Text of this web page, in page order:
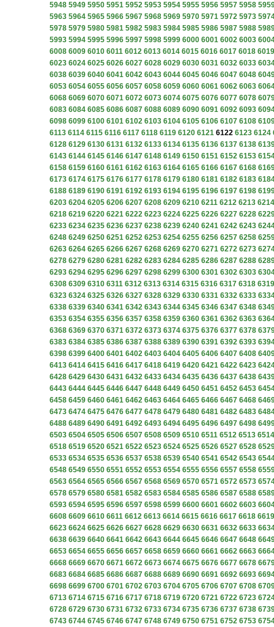
5948 5949 5950 5951 5952 5953 5954 5955 5956 5957 5958
5963 5964 5965 5966 5967 5968 5969 5970 5971 5972 5973
5978 5979 5980 5981 5982 5983 5984 5985 5986 5987 5988
5993 5994 5995 5996 5997 5998 5999 6000 6001 6002 6003
6008 6009 6010 6011 6012 6013 6014 6015 6016 6017 6018 6019
6023 6024 6025 6026 6027 6028 6029 6030 6031 6032 6033
6038 6039 6040 6041 6042 6043 6044 6045 6046 6047 6048
6053 6054 6055 6056 6057 6058 6059 6060 6061 6062 6063
6068 6069 6070 6071 6072 6073 6074 6075 6076 6077 6078
6083 6084 6085 6086 6087 6088 6089 6090 6091 6092 6093
6098 6099 6100 6101 6102 6103 6104 6105 6106 6107 6108
6113 6114 6115 6116 6117 6118 6119 6120 6121 6122 6123 6124
6128 6129 6130 6131 6132 6133 6134 6135 6136 6137 6138
6143 6144 6145 6146 6147 6148 6149 6150 6151 6152 6153
6158 6159 6160 6161 6162 6163 6164 6165 6166 6167 6168
6173 6174 6175 6176 6177 6178 6179 6180 6181 6182 6183
6188 6189 6190 6191 6192 6193 6194 6195 6196 6197 6198
6203 6204 6205 6206 6207 6208 6209 6210 6211 6212 6213 6214
6218 6219 6220 6221 6222 6223 6224 6225 6226 6227 6228
6233 6234 6235 6236 6237 6238 6239 6240 6241 6242 6243
6248 6249 6250 6251 6252 6253 6254 6255 6256 6257 6258
6263 6264 6265 6266 6267 6268 6269 6270 6271 6272 6273
6278 6279 6280 6281 6282 6283 6284 6285 6286 6287 6288
6293 6294 6295 6296 6297 6298 6299 6300 6301 6302 6303
6308 6309 6310 6311 6312 6313 6314 6315 6316 6317 6318 6319
6323 6324 6325 6326 6327 6328 6329 6330 6331 6332 6333
6338 6339 6340 6341 6342 6343 6344 6345 6346 6347 6348
6353 6354 6355 6356 6357 6358 6359 6360 6361 6362 6363
6368 6369 6370 6371 6372 6373 6374 6375 6376 6377 6378
6383 6384 6385 6386 6387 6388 6389 6390 6391 6392 6393
6398 6399 6400 6401 6402 6403 6404 6405 6406 6407 6408
6413 6414 6415 6416 6417 6418 6419 6420 6421 6422 6423
6428 6429 6430 6431 6432 6433 6434 6435 6436 6437 6438
6443 6444 6445 6446 6447 6448 6449 6450 6451 6452 6453
6458 6459 6460 6461 6462 6463 6464 6465 6466 6467 6468
6473 6474 6475 6476 6477 6478 6479 6480 6481 6482 6483
6488 6489 6490 6491 6492 6493 6494 6495 6496 6497 6498
6503 6504 6505 6506 6507 6508 6509 6510 6511 6512 6513 6514
6518 6519 6520 6521 6522 6523 6524 6525 6526 6527 6528
6533 6534 6535 6536 6537 6538 6539 6540 6541 6542 6543
6548 6549 6550 6551 6552 6553 6554 6555 6556 6557 6558
6563 6564 6565 6566 6567 6568 6569 6570 6571 6572 6573
6578 6579 6580 6581 6582 6583 6584 6585 6586 6587 6588
6593 6594 6595 6596 6597 6598 6599 6600 6601 6602 6603
6608 6609 6610 6611 6612 6613 6614 6615 6616 6617 6618 6619
6623 6624 6625 6626 6627 6628 6629 6630 6631 6632 6633
6638 6639 6640 6641 6642 6643 6644 6645 6646 6647 6648
6653 6654 6655 6656 6657 6658 6659 6660 6661 6662 6663
6668 6669 6670 6671 6672 6673 6674 6675 6676 6677 6678
6683 6684 6685 6686 6687 6688 6689 6690 6691 6692 6693
6698 6699 6700 6701 6702 6703 6704 6705 6706 6707 6708
6713 6714 6715 6716 6717 6718 6719 6720 6721 6722 6723
6728 6729 6730 6731 6732 6733 6734 6735 6736 6737 6738
6743 6744 6745 6746 6747 6748 6749 6750 6751 6752 6753